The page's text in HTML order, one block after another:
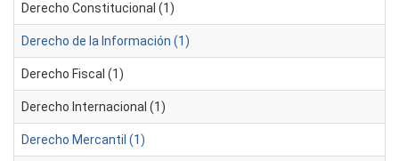
Derecho Constitucional (1)
Derecho de la Información (1)
Derecho Fiscal (1)
Derecho Internacional (1)
Derecho Mercantil (1)